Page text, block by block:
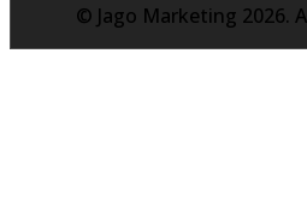
© Jago Marketing 2026.